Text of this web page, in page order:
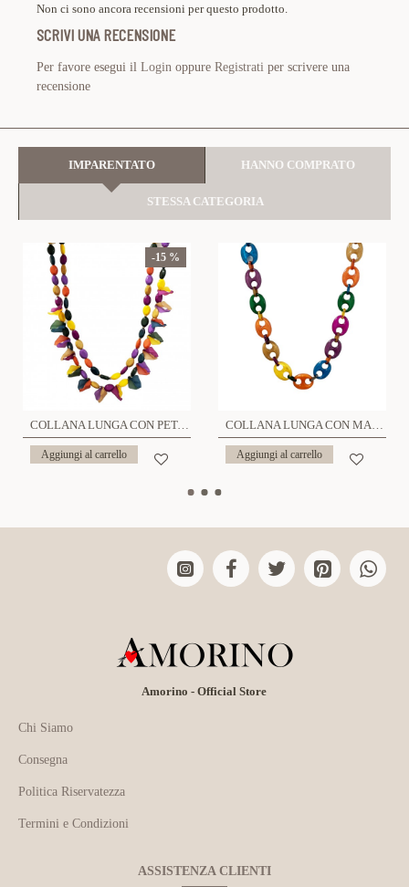
Non ci sono ancora recensioni per questo prodotto.
SCRIVI UNA RECENSIONE
Per favore esegui il Login oppure Registrati per scrivere una
recensione
IMPARENTATO HANNO COMPRATO
STESSA CATEGORIA
-15 %
COLLANA LUNGA CON PETALI DOPPIO FILO IN RESINA - FT23136E393
Aggiungi al carrello
COLLANA LUNGA CON MAGLIA MARINARA IN RESINA - FT2396E384
Aggiungi al carrello
Amorino - Official Store
Chi Siamo
Consegna
Politica Riservatezza
Termini e Condizioni
ASSISTENZA CLIENTI